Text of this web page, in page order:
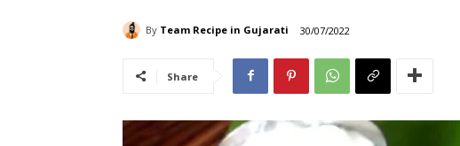
By Team Recipe in Gujarati 30/07/2022
Share